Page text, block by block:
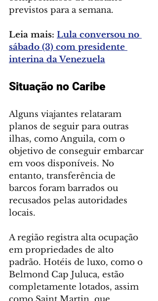
previstos para a semana.
Leia mais: Lula conversou no
sábado (3) com presidente
interina da Venezuela
Situação no Caribe
Alguns viajantes relataram
planos de seguir para outras
ilhas, como Anguila, com o
objetivo de conseguir embarcar
em voos disponíveis. No
entanto, transferência de
barcos foram barrados ou
recusados pelas autoridades
locais.
A região registra alta ocupação
em propriedades de alto
padrão. Hotéis de luxo, como o
Belmond Cap Juluca, estão
completamente lotados, assim